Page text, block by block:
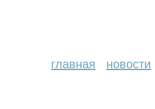
главная новости